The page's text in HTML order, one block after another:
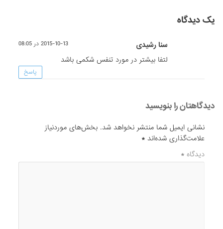
یک دیدگاه
سنا رشیدی 2015-10-13 در 08:05
لتفا بیشتر در مورد تنفس شکمی باشد
پاسخ
دیدگاهتان را بنویسید
نشانی ایمیل شما منتشر نخواهد شد. بخش‌های موردنیاز
علامت‌گذاری شده‌اند*
دیدگاه*